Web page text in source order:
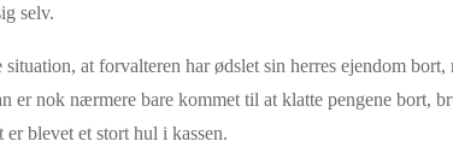
selv.
at forvalteren har ødslet sin herres ejendom
er nok nærmere bare kommet til at klatte pengene bort,
blevet et stort hul i kassen.